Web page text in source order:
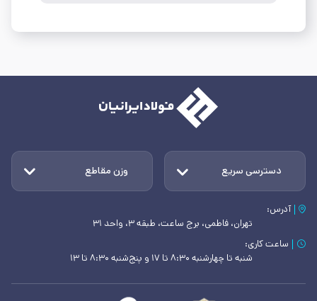
دسترسی سریع وزن مقاطع
آدرس:
تهران، فاطمی، برج ساعت، طبقه ۳، واحد ۳۱
ساعت کاری:
شنبه تا چهارشنبه ۸:۳۰ تا ۱۷ و پنج‌شنبه ۸:۳۰ تا ۱۳